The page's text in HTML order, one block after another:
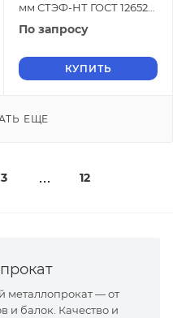
мм СТЭФ-НТ ГОСТ 12652-
74
По запросу
КУПИТЬ
ЕЩЕ
3 12
металлопрокат — от
и балок. Качество и